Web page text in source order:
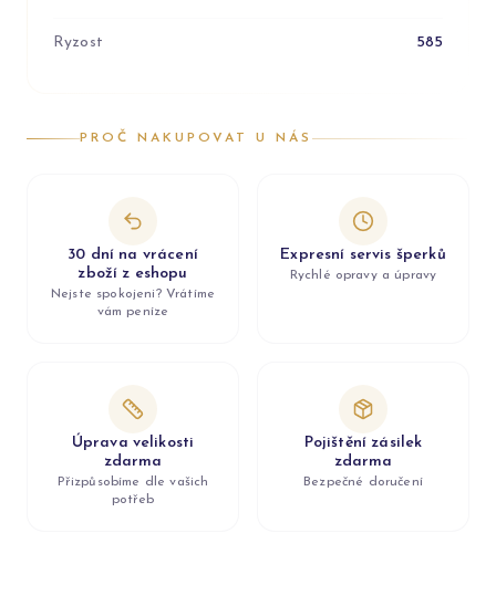
Ryzost 585
PROČ NAKUPOVAT U NÁS
30 dní na vrácení
zboží z eshopu
Nejste spokojeni? Vrátíme
vám peníze
Expresní servis šperků
Rychlé opravy a úpravy
Úprava velikosti
zdarma
Přizpůsobíme dle vašich
potřeb
Pojištění zásilek
zdarma
Bezpečné doručení